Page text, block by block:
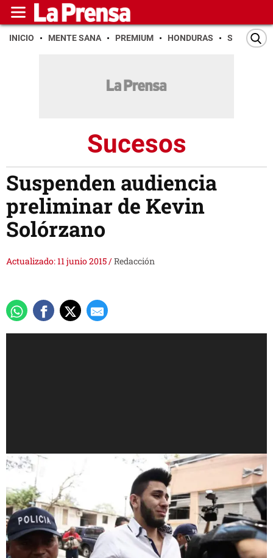
INICIO MENTE SANA PREMIUM HONDURAS SAN PEDRO
Sucesos
Suspenden audiencia
preliminar de Kevin
Solórzano
Actualizado: 11 junio 2015/Redacción